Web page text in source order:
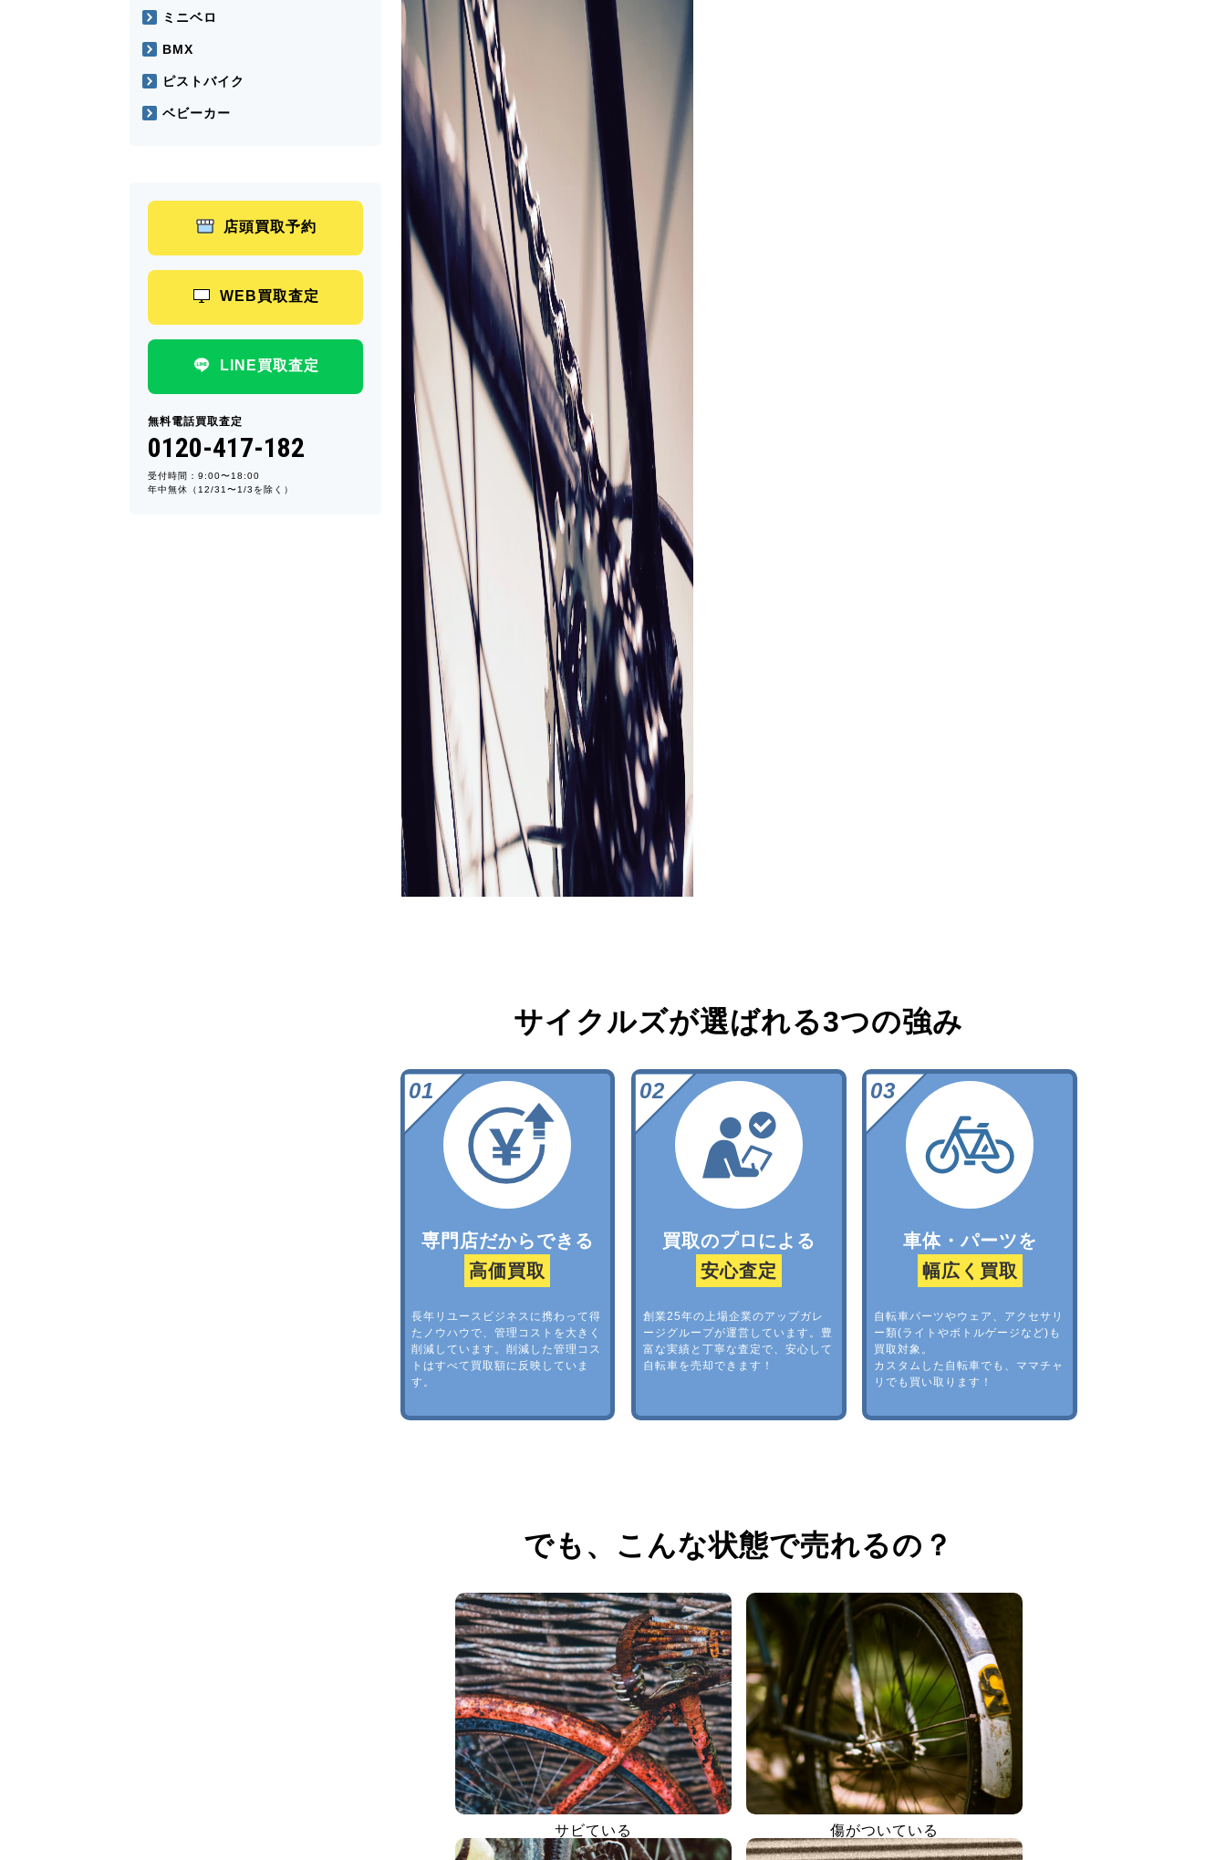
サイクルズが選ばれる3つの強み
専門店だからできる
高価買取
長年リユースビジネスに携わって得
たノウハウで、管理コストを大きく
削減しています。削減した管理コス
トはすべて買取額に反映していま
す。
買取のプロによる
安心査定
創業25年の上場企業のアップガレ
ージグループが運営しています。豊
富な実績と丁寧な査定で、安心して
自転車を売却できます！
車体・パーツを
幅広く買取
自転車パーツやウェア、アクセサリ
ー類(ライトやボトルゲージなど)も
買取対象。
カスタムした自転車でも、ママチャ
リでも買い取ります！
でも、 こんな状態で売れるの？
サビている 傷がついている
ミニベロ
BMX
ピストバイク
ベビーカー
店頭買取予約
WEB買取査定
LINE買取査定
無料電話買取査定
0120-417-182
受付時間：9:00〜18:00
年中無休（12/31〜1/3を除く）